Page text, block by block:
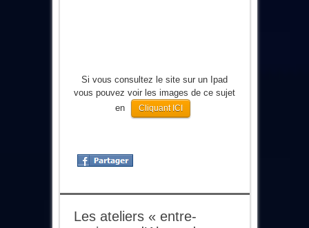
Si vous consultez le site sur un Ipad
vous pouvez voir les images de ce sujet
en
Cliquant ICI
Les ateliers « entre-